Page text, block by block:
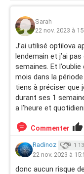
Sarah
22 nov. 2023 à
J’ai utilisé optilova
lendemain et j’ai
semaines. Et
mois dans la
tiens à préciser que
durant ses 1
a l’heure et
Commenter
Radinoz 1
22 nov. 2023 à
donc aucun risque